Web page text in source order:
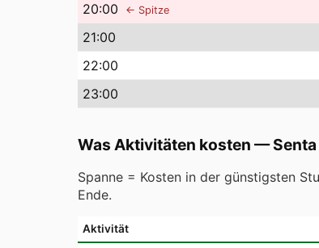
20:00 ← Spitze
21:00
22:00
23:00
Was Aktivitäten kosten —Senta
Spanne = Kosten in der günstigsten
Ende.
Aktivität